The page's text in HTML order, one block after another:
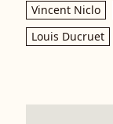
Vincent Niclo
Louis Ducruet